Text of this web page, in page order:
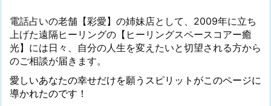
電話占いの老舗【彩愛】の姉妹店として、2009年に立ち
上げた遠隔ヒーリングの【ヒーリングスペースコアー癒
光】には日々、自分の人生を変えたいと切望される方から
のご相談が届きます。
愛しいあなたの幸せだけを願うスピリットがこのページに
導かれたのです！